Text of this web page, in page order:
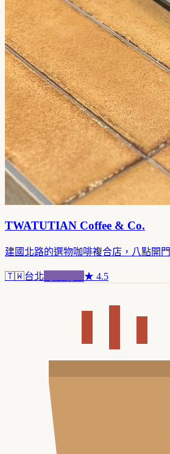
TWATUTIAN Coffee & Co.
建國北路的選物咖啡複合店，八點開門
🇹🇼台北 ★ 4.5